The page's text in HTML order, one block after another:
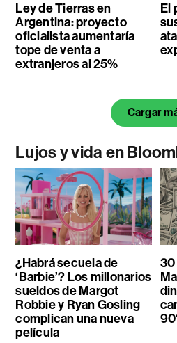
Ley de Tierras en
Argentina: proyecto
oficialista aumentaría
tope de venta a
extranjeros al 25%
El
Cargar
Lujos y vida en
¿Habrá secuela de
‘Barbie’? Los millonarios
sueldos de Margot
Robbie y Ryan Gosling
complican una nueva
película
30